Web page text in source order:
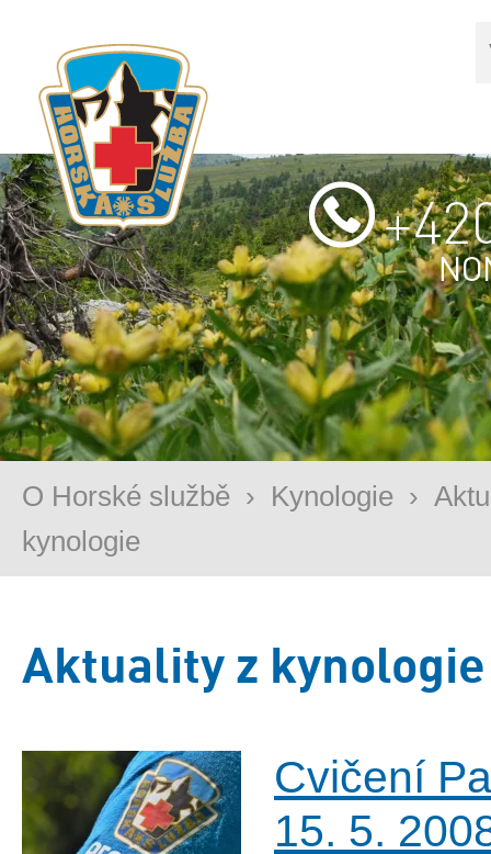
O Horské službě › Kynologie ›
kynologie
Aktuality z kynologie
Cvičení
15. 5.